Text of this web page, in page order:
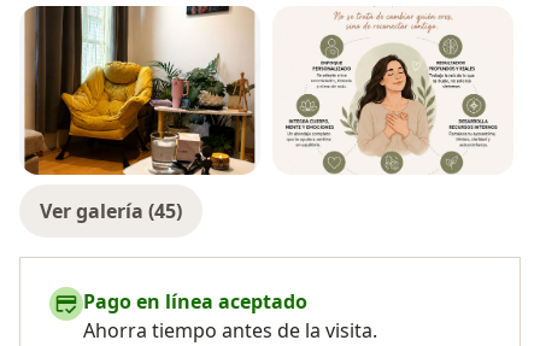
Ver galería (45)
Pago en línea aceptado
Ahorra tiempo antes de la visita.